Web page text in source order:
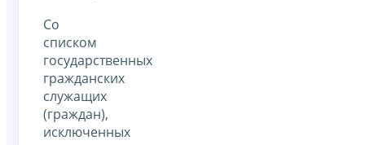
Со
списком
государственных
гражданских
служащих
(граждан),
исключенных